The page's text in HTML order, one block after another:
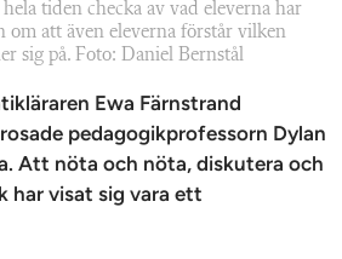
tiden checka av vad eleverna har
om att även eleverna förstår vilken
sig på. Foto: Daniel Bernstål
Ewa Färnstrand
pedagogikprofessorn Dylan
Att nöta och nöta, diskutera och
har visat sig vara ett